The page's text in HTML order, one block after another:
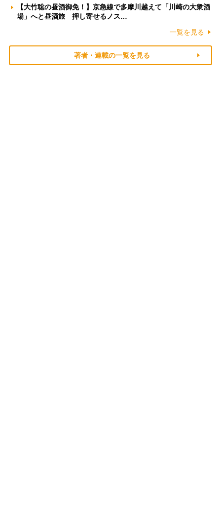
【大竹聡の昼酒御免！】京急線で多摩川越えて「川崎の大衆酒
場」へと昼酒旅 押し寄せるノス…
一覧を見る
著者・連載の一覧を見る